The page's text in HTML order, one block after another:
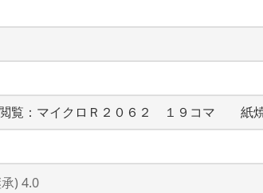
覧：マイクロＲ２０６２　１９コマ　　紙
) 4.0